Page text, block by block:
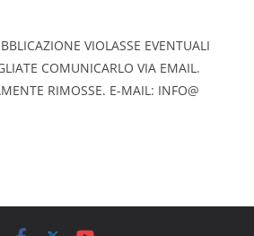
VIOLASSE EVENTUALI
COMUNICARLO VIA EMAIL.
RIMOSSE. E-MAIL: INFO@